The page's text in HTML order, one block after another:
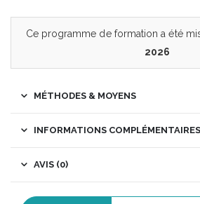
Ce programme de formation a été
2026
MÉTHODES & MOYENS
INFORMATIONS COMPLÉMENTAIRES
AVIS (0)